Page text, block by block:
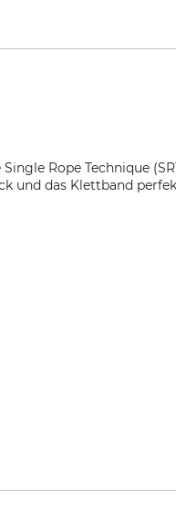
Rope Technique
und das Klettband